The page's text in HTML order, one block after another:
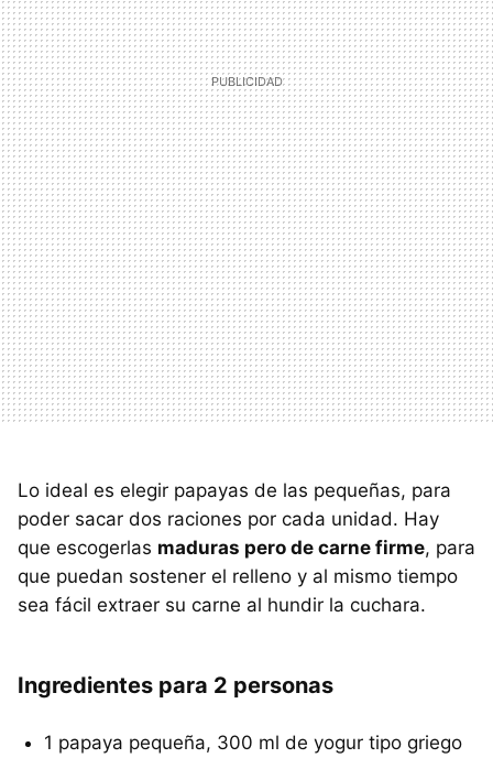
Lo ideal es elegir papayas de las pequeñas, para
poder sacar dos raciones por cada unidad. Hay
que escogerlas maduras pero de carne firme, para
que puedan sostener el relleno y al mismo tiempo
sea fácil extraer su carne al hundir la cuchara.
Ingredientes para 2 personas
1 papaya pequeña, 300 ml de yogur tipo griego